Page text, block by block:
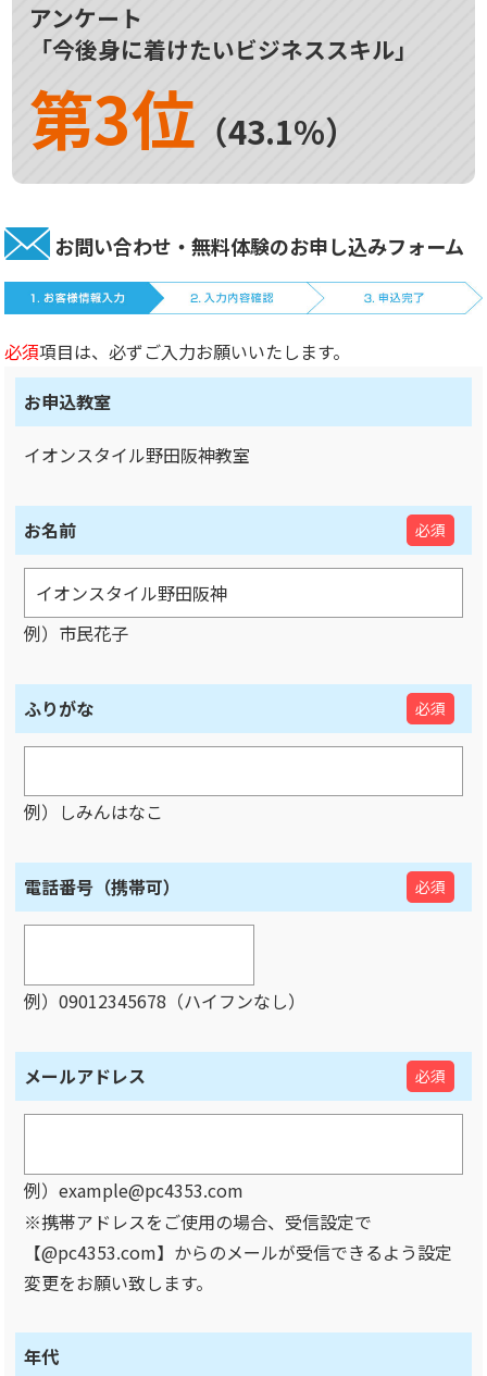
アンケート
「今後身に着けたいビジネススキル」
第3位 （43.1%）
お問い合わせ・無料体験のお申し込みフォーム
必須項目は、必ずご入力お願いいたします。
お申込教室
イオンスタイル野田阪神教室
お名前 必須
例）市民花子
ふりがな 必須
例）しみんはなこ
電話番号（携帯可） 必須
例）09012345678（ハイフンなし）
メールアドレス 必須
例）example@pc4353.com
※携帯アドレスをご使用の場合、受信設定で
【@pc4353.com】からのメールが受信できるよう設定
変更をお願い致します。
年代